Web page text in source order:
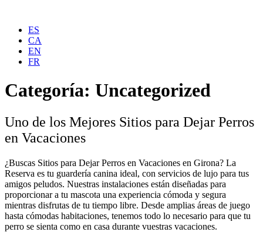
ES
CA
EN
FR
Categoría: Uncategorized
Uno de los Mejores Sitios para Dejar Perros
en Vacaciones
¿Buscas Sitios para Dejar Perros en Vacaciones en Girona? La
Reserva es tu guardería canina ideal, con servicios de lujo para tus
amigos peludos. Nuestras instalaciones están diseñadas para
proporcionar a tu mascota una experiencia cómoda y segura
mientras disfrutas de tu tiempo libre. Desde amplias áreas de juego
hasta cómodas habitaciones, tenemos todo lo necesario para que tu
perro se sienta como en casa durante vuestras vacaciones.